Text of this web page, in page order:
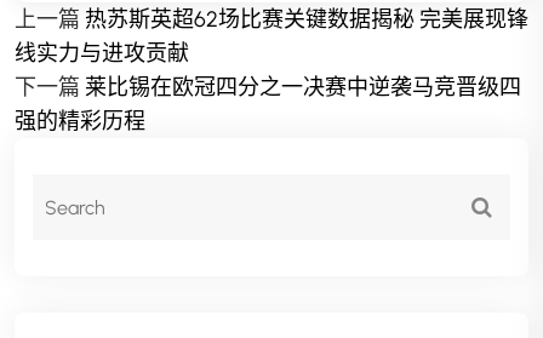
上一篇 热苏斯英超62场比赛关键数据揭秘 完美展现锋
线实力与进攻贡献
下一篇 莱比锡在欧冠四分之一决赛中逆袭马竞晋级四
强的精彩历程